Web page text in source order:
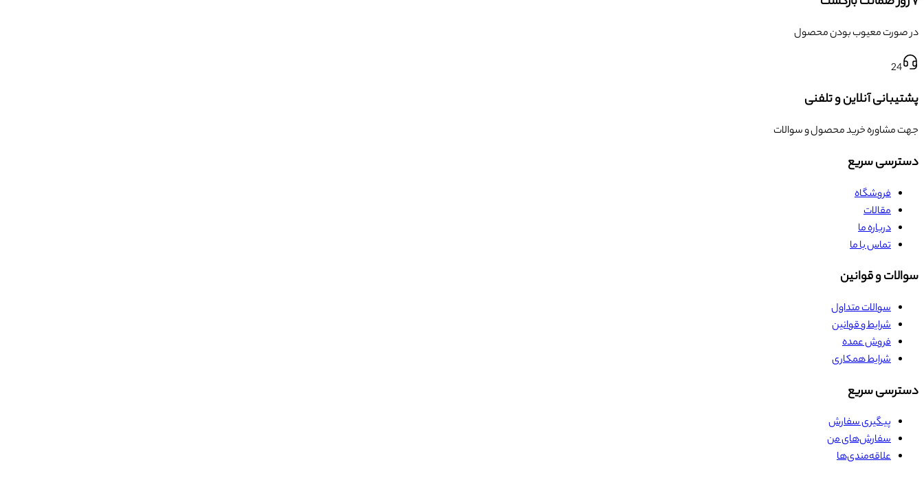
در صورت معیوب بودن محصول
24
پشتیبانی آنلاین و تلفنی
جهت مشاوره خرید محصول و سوالات
دسترسی سریع
فروشگاه
مقالات
درباره ما
تماس با ما
سوالات و قوانین
سوالات متداول
شرایط و قوانین
فروش عمده
شرایط همکاری
دسترسی سریع
پیگیری سفارش
سفارش‌های من
علاقه‌مندی‌ها